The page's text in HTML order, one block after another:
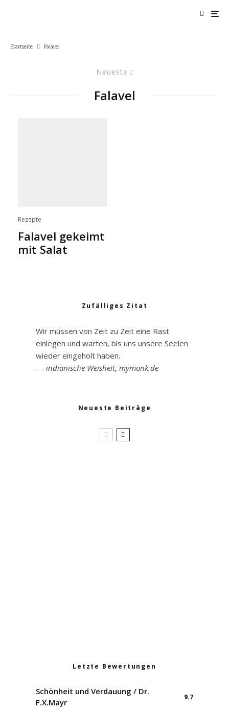
Startseite Falavel
Neueste
Falavel
Rezepte
Falavel gekeimt
mit Salat
Zufälliges Zitat
Wir müssen von Zeit zu Zeit eine Rast
einlegen und warten, bis uns unsere Seelen
wieder eingeholt haben.
— indianische Weisheit, mymonk.de
Neueste Beiträge
Letzte Bewertungen
Schönheit und Verdauung / Dr.
F.X.Mayr
9.7